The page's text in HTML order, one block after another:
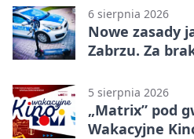
6 sierpnia 2026
Nowe zasady
Zabrzu. Za
5 sierpnia 2026
„Matrix” pod
Wakacyjne